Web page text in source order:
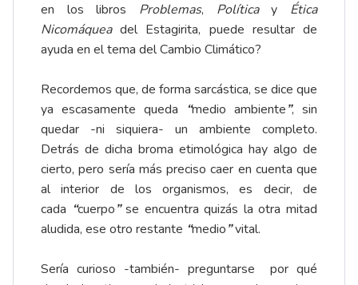
en los libros Problemas, Políticay Ética
Nicomáqueadel Estagirita, puede resultar de
ayuda en el tema del Cambio Climático?
Recordemos que, de forma sarcástica, se dice que
ya escasamente queda
“medio ambiente”, sin
quedar -ni siquiera- un ambiente completo.
Detrás de dicha broma etimológica hay algo de
cierto, pero sería más preciso caer en cuenta que
al interior de los organismos, es decir, de
cada “cuerpo”se encuentra quizás la otra mitad
aludida, ese otro restante “medio”vital.
Sería curioso -también- preguntarse por qué